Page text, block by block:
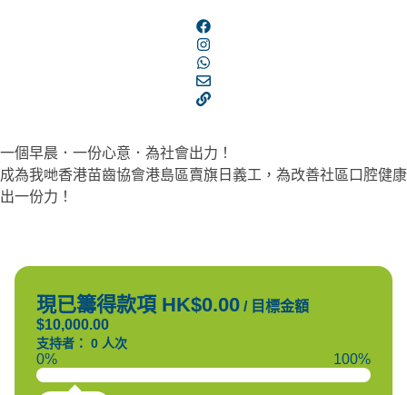
一個早晨．一份心意．為社會出力！
成為我哋香港苗齒協會港島區賣旗日義工，為改善社區口腔健康
出一份力！
現已籌得款項 HK$0.00 / 目標金額
$10,000.00
支持者： 0 人次
0% 100%